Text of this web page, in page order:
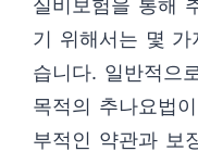
실비보험을 통해
기 위해서는 몇
습니다. 일반적으
목적의 추나요법
부적인 약관과 보